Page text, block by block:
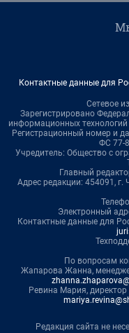
Контактные данные для
Сетевое
Зарегистрировано
информационных
Регистрационный номер и
ФС 77-
Учредитель: Общество с
Главный
Адрес редакции: 454091, г.
Электронный
Контактные данные для
По вопросам
Жапарова Жанна,
Ревина Мария,
Редакция сайта не